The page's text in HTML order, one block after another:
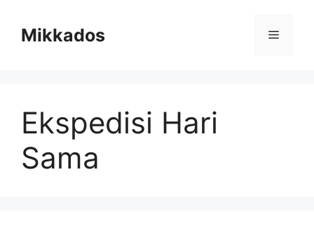
contentMikkados Menu
Ekspedisi Hari
Sama